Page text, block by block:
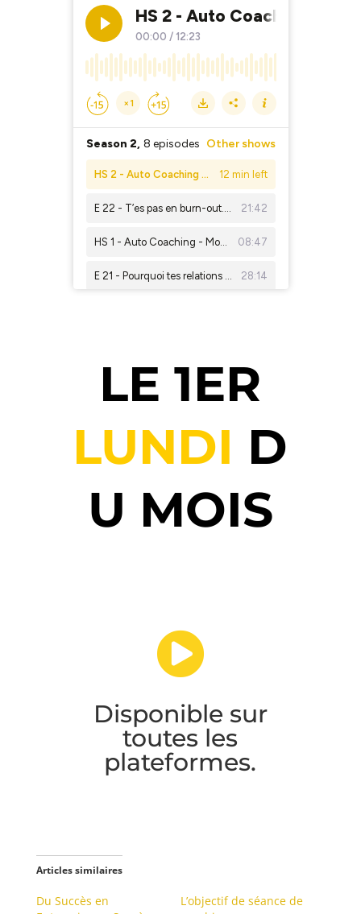
LE 1ER
LUNDI D
U MOIS

Disponible sur
toutes les
plateformes.
Articles similaires
Du Succès en
L’objectif de séance de